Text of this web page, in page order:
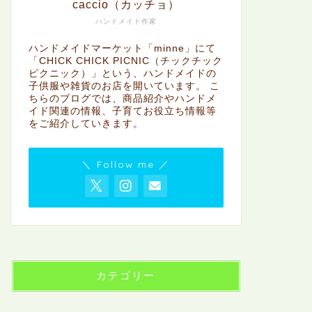
ハンドメイド作家
caccio（カッチョ）
ハンドメイドマーケット「minne」にて
「CHICK CHICK PICNIC（チックチック
ピクニック）」という、ハンドメイドの
子供服や雑貨のお店を開いています。 こ
ちらのブログでは、商品紹介やハンドメ
イド関連の情報、子育てお役立ち情報等
をご紹介していきます。
＼ Follow me ／
カテゴリー